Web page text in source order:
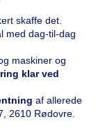
skaffe det.
med dag-til-dag
maskiner og
klar ved
af allerede
2610 Rødovre.